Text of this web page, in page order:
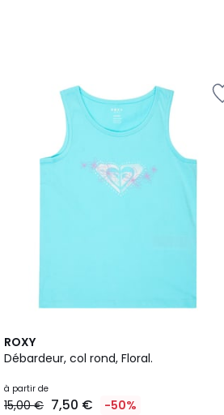
ROXY
Débardeur, col rond, Floral.
à partir de
15,00 € 7,50 € -50%
3
Couleurs